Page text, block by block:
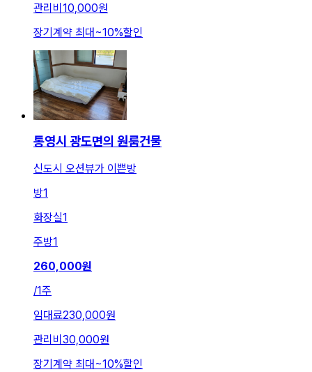
관리비 10,000원
장기계약 최대~10%할인
통영시 광도면의 원룸건물
신도시 오션뷰가 이쁜방
방1
화장실1
주방1
260,000원
/1주
임대료230,000원
관리비 30,000원
장기계약 최대 ~10%할인